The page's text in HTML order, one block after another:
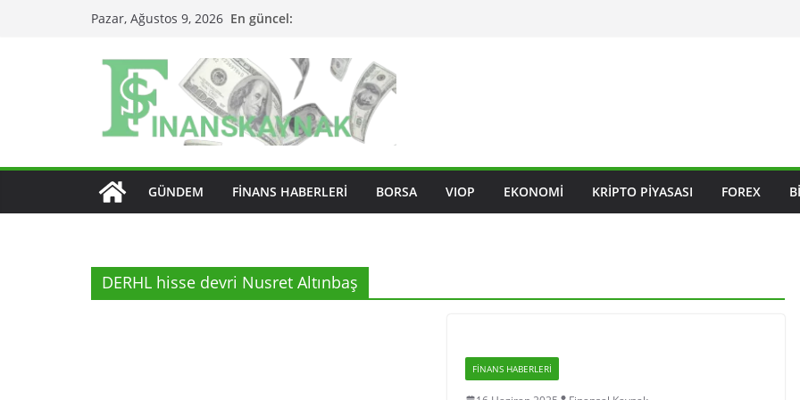
Pazar, Ağustos 9, 2026 En güncel:
GÜNDEM FINANS HABERLERI BORSA VIOP EKONOMI KRIPTO PIYASASI FOREX
DERHL hisse devri Nusret Altınbaş
FINANS HABERLERI